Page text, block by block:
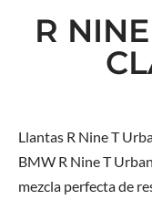
R
Llantas R Nine T
BMW R Nine T
mezcla perfecta de